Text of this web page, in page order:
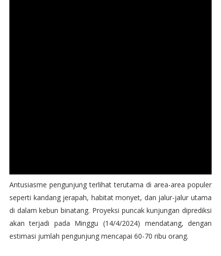
Antusiasme pengunjung terlihat terutama di area-area populer
seperti kandang jerapah, habitat monyet, dan jalur-jalur utama
di dalam kebun binatang. Proyeksi puncak kunjungan diprediksi
akan terjadi pada Minggu (14/4/2024) mendatang, dengan
estimasi jumlah pengunjung mencapai 60-70 ribu orang.